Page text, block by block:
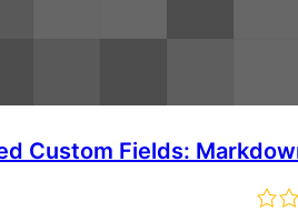
Custom Fields: